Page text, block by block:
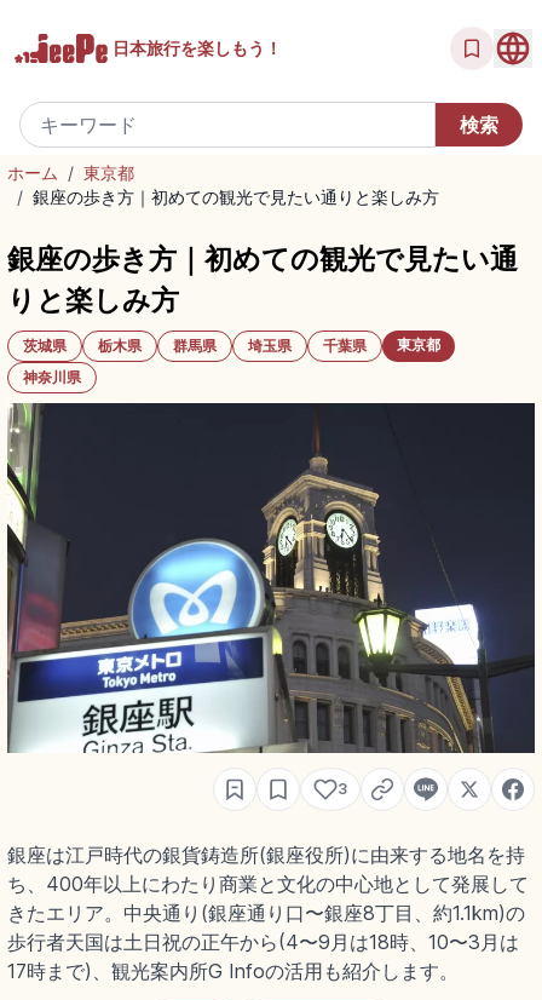
日本旅行を楽しもう！
ホーム / 東京都
/ 銀座の歩き方｜初めての観光で見たい通りと楽しみ方
銀座の歩き方｜初めての観光で見たい通
りと楽しみ方
茨城県 栃木県 群馬県 埼玉県 千葉県
東京都
神奈川県
3
銀座は江戸時代の銀貨鋳造所(銀座役所)に由来する地名を持
ち、400年以上にわたり商業と文化の中心地として発展して
きたエリア。中央通り(銀座通り口〜銀座8丁目、約1.1km)の
歩行者天国は土日祝の正午から(4〜9月は18時、10〜3月は
17時まで)、観光案内所G Infoの活用も紹介します。